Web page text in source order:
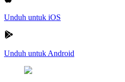
Unduh untuk iOS
Unduh untuk Android